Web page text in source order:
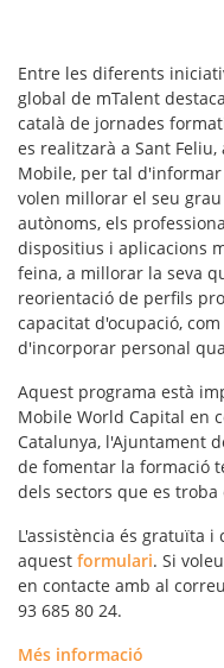
Entre les diferents
global de mTalent
català de jornades
es realitzarà a Sant
Mobile, per tal
volen millorar el seu
autònoms, els
dispositius i aplicacions
feina, a millorar la seva
reorientació de perfils
capacitat d'ocupació,
d'incorporar personal
Aquest programa està
Mobile World Capital en
Catalunya, l'Ajuntament
de fomentar la formació
dels sectors que es
L'assistència és gratuïta
aquest formulari. Si
en contacte amb al
93 685 80 24.
Més informació